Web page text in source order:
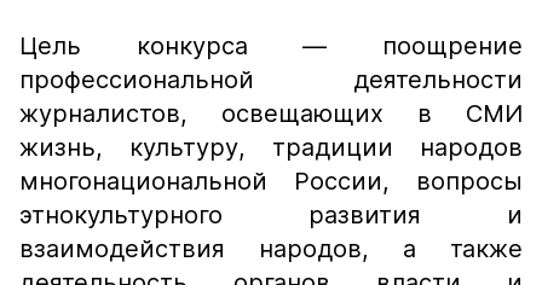
Цель конкурса — поощрение
профессиональной деятельности
журналистов, освещающих в СМИ
жизнь, культуру, традиции народов
многонациональной России, вопросы
этнокультурного развития и
взаимодействия народов, а также